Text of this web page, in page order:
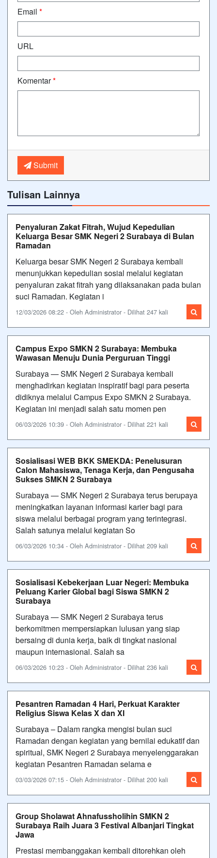
Email *
URL
Komentar*
Submit
Tulisan Lainnya
Penyaluran Zakat Fitrah, Wujud Kepedulian
Keluarga Besar SMK Negeri 2 Surabaya di Bulan
Ramadan
Keluarga besar SMK Negeri 2 Surabaya kembali
menunjukkan kepedulian sosial melalui kegiatan
penyaluran zakat fitrah yang dilaksanakan pada bulan
suci Ramadan. Kegiatan i
12/03/2026 08:22 - Oleh Administrator - Dilihat 247 kali
Campus Expo SMKN 2 Surabaya: Membuka
Wawasan Menuju Dunia Perguruan Tinggi
Surabaya — SMK Negeri 2 Surabaya kembali
menghadirkan kegiatan inspiratif bagi para peserta
didiknya melalui Campus Expo SMKN 2 Surabaya.
Kegiatan ini menjadi salah satu momen pen
06/03/2026 10:39 - Oleh Administrator - Dilihat 221 kali
Sosialisasi WEB BKK SMEKDA: Penelusuran
Calon Mahasiswa, Tenaga Kerja, dan Pengusaha
Sukses SMKN 2 Surabaya
Surabaya — SMK Negeri 2 Surabaya terus berupaya
meningkatkan layanan informasi karier bagi para
siswa melalui berbagai program yang terintegrasi.
Salah satunya melalui kegiatan So
06/03/2026 10:34 - Oleh Administrator - Dilihat 209 kali
Sosialisasi Kebekerjaan Luar Negeri: Membuka
Peluang Karier Global bagi Siswa SMKN 2
Surabaya
Surabaya — SMK Negeri 2 Surabaya terus
berkomitmen mempersiapkan lulusan yang siap
bersaing di dunia kerja, baik di tingkat nasional
maupun internasional. Salah sa
06/03/2026 10:23 - Oleh Administrator - Dilihat 236 kali
Pesantren Ramadan 4 Hari, Perkuat Karakter
Religius Siswa Kelas X dan XI
Surabaya – Dalam rangka mengisi bulan suci
Ramadan dengan kegiatan yang bernilai edukatif dan
spiritual, SMK Negeri 2 Surabaya menyelenggarakan
kegiatan Pesantren Ramadan selama e
03/03/2026 07:15 - Oleh Administrator - Dilihat 200 kali
Group Sholawat Ahnafussholihin SMKN 2
Surabaya Raih Juara 3 Festival Albanjari Tingkat
Jawa
Prestasi membanggakan kembali ditorehkan oleh